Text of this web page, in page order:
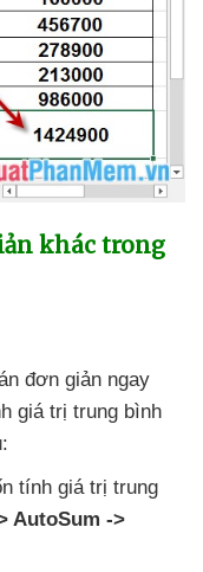
khác trong
đơn giản ngay
giá trị trung bình
tính giá trị trung
AutoSum ->